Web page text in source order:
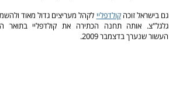
גם בישראל זוכהקולדפליי לקהל מעריצים גדול מאוד
גלגל"צ. אותה תחנה הכתירה את קולדפליי
העשור שנערך בדצמבר 2009.